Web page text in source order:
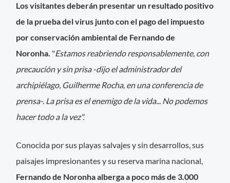
Los visitantes deberán presentar un resultado positivo
de la prueba del virus junto con el pago del impuesto
por conservación ambiental de Fernando de
Noronha. "Estamos reabriendo responsablemente, con
precaución y sin prisa -dijo el administrador del
archipiélago, Guilherme Rocha, en una conferencia de
prensa-. La prisa es el enemigo de la vida... No podemos
hacer todo a la vez".
Conocida por sus playas salvajes y sin desarrollos, sus
paisajes impresionantes y su reserva marina nacional,
Fernando de Noronha alberga a poco más de 3.000